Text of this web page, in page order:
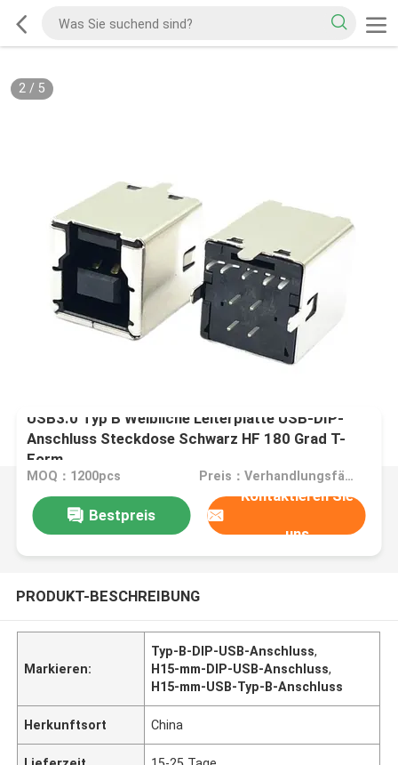
2/ 5
USB3.0 Typ B Weibliche Leiterplatte USB-DIP-
Anschluss Steckdose Schwarz HF 180 Grad T-
Form
MOQ：1200pcs Preis：Verhandlungsfähig
Bestpreis
Kontaktieren Sie
uns
PRODUKT-BESCHREIBUNG
Markieren:
Typ-B-DIP-USB-Anschluss,
H15-mm-DIP-USB-Anschluss,
H15-mm-USB-Typ-B-Anschluss
Herkunftsort China